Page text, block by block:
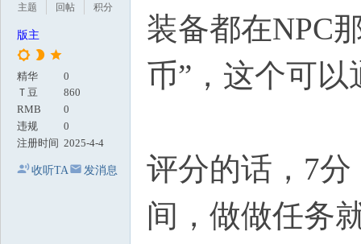
主题
回帖
积分
版主
精华
0
Ｔ豆
860
RMB
0
违规
0
注册时间 2025-4-4
收听TA 发消息
装备都在NPC
币”，这个可
评分的话，7
间，做做任务